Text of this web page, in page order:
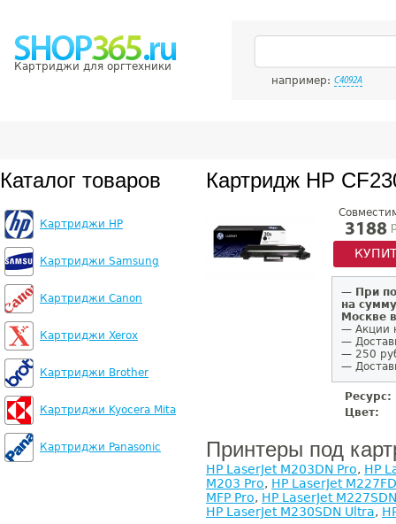
Картриджи для оргтехники
например: C4092A
Каталог товаров
Картриджи HP
Картриджи Samsung
Картриджи Canon
Картриджи Xerox
Картриджи Brother
Картриджи Kyocera Mita
Картриджи Panasonic
Картридж HP
3188
— При
на
Москве
— Акции
—
— 250
—
Ресурс:
Цвет:
Принтеры под
HP LaserJet M203DN Pro, HP
M203 Pro, HP LaserJet
MFP Pro, HP LaserJet
HP LaserJet M230SDN Ultra,